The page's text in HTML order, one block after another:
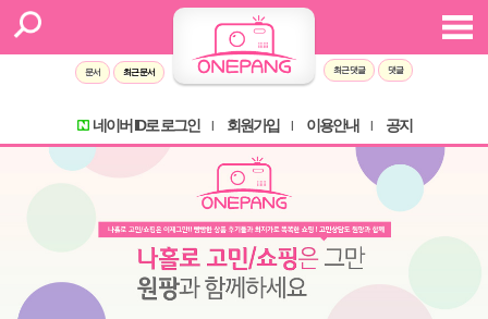
문서 최근 문서 최근 댓글 댓글
네이버 ID로 로그인 회원가입 이용안내 공지